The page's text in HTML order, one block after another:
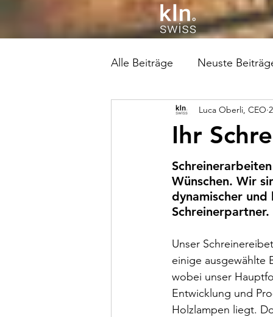
Alle Beiträge Neuste
Ihr
Luca Oberli, CEO
Wünschen. Wir
dynamischer
Unser
einige ausgewählte
wobei unser
Entwicklung und
Holzlampen liegt.